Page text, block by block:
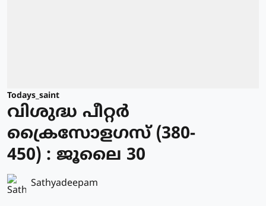
Todays_saint
വിശുദ്ധ പീറ്റര്‍
ക്രൈസോളഗസ് (380-
450) : ജൂലൈ 30
Sathyadeepam